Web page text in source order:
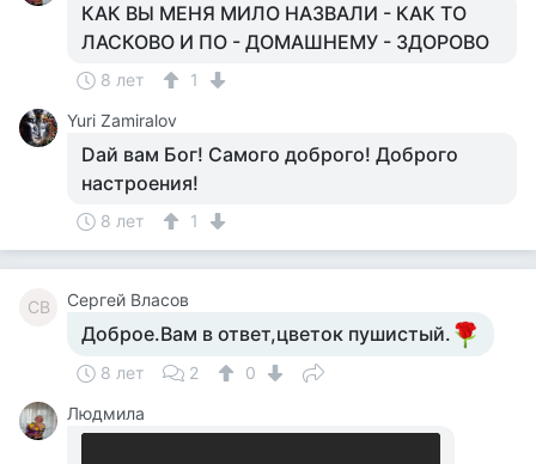
КАК ВЫ МЕНЯ МИЛО НАЗВАЛИ - КАК ТО
ЛАСКОВО И ПО - ДОМАШНЕМУ - ЗДОРОВО
8 лет
1
Yuri Zamiralov
Daй вам Бог! Самого доброго! Доброго
настроения!
8 лет 1
СВ Сергей Власов
Доброе.Вам в ответ,цветок пушистый.
8 лет 2
0
Людмила